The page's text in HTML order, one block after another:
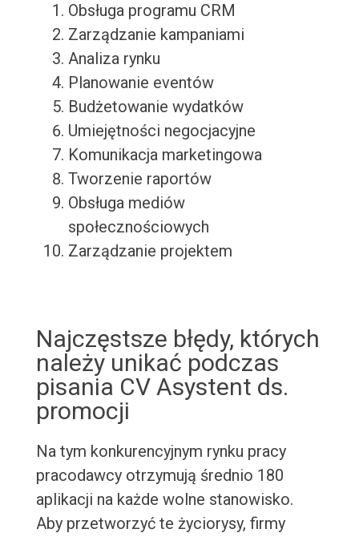
Obsługa programu CRM
Zarządzanie kampaniami
Analiza rynku
Planowanie eventów
Budżetowanie wydatków
Umiejętności negocjacyjne
Komunikacja marketingowa
Tworzenie raportów
Obsługa mediów
społecznościowych
Zarządzanie projektem
Najczęstsze błędy, których
należy unikać podczas
pisania CV Asystent ds.
promocji
Na tym konkurencyjnym rynku pracy
pracodawcy otrzymują średnio 180
aplikacji na każde wolne stanowisko.
Aby przetworzyć te życiorysy, firmy